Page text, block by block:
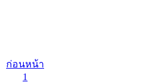
ก่อนหน้า
1